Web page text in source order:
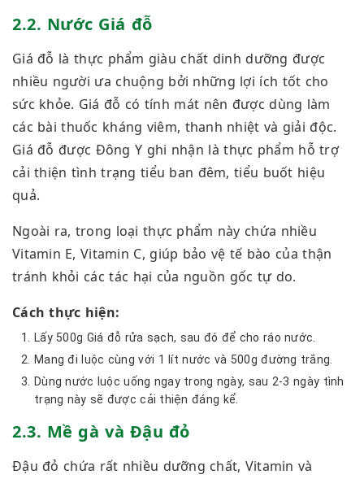
2.2. Nước Giá đỗ
Giá đỗ là thực phẩm giàu chất dinh dưỡng được
nhiều người ưa chuộng bởi những lợi ích tốt cho
sức khỏe. Giá đỗ có tính mát nên được dùng làm
các bài thuốc kháng viêm, thanh nhiệt và giải độc.
Giá đỗ được Đông Y ghi nhận là thực phẩm hỗ trợ
cải thiện tình trạng tiểu ban đêm, tiểu buốt hiệu
quả.
Ngoài ra, trong loại thực phẩm này chứa nhiều
Vitamin E, Vitamin C, giúp bảo vệ tế bào của thận
tránh khỏi các tác hại của nguồn gốc tự do.
Cách thực hiện:
Lấy 500g Giá đỗ rửa sạch, sau đó để cho ráo nước.
Mang đi luộc cùng với 1 lít nước và 500g đường trắng.
Dùng nước luộc uống ngay trong ngày, sau 2-3 ngày tình
trạng này sẽ được cải thiện đáng kể.
2.3. Mề gà và Đậu đỏ
Đậu đỏ chứa rất nhiều dưỡng chất, Vitamin và